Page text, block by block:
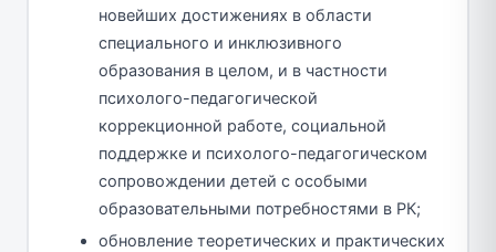
новейших достижениях в области
специального и инклюзивного
образования в целом, и в частности
психолого-педагогической
коррекционной работе, социальной
поддержке и психолого-педагогическом
сопровождении детей с особыми
образовательными потребностями в РК;
обновление теоретических и практических